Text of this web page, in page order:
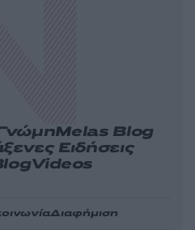
Melas Blog
Ειδήσεις
Videos
Διαφήμιση